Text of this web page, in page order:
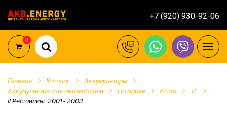
+7 (920) 930-92-06
0
Главная Каталог
Аккумуляторы
Аккумуляторы для автомобилей
По марке Acura
TL
II Рестайлинг 2001 - 2003